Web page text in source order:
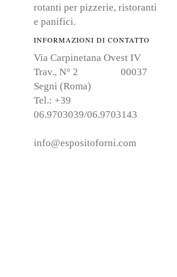
rotanti per pizzerie, ristoranti
e panifici.
INFORMAZIONI DI CONTATTO
Via Carpinetana Ovest IV
Trav., N° 2 00037
Segni (Roma)
Tel.: +39
06.9703039/06.9703143
info@espositoforni.com